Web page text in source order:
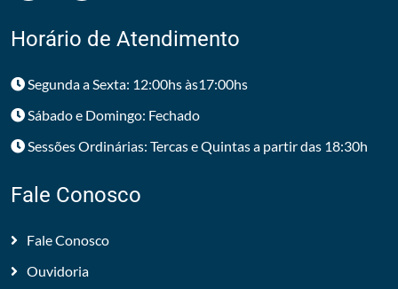
Horário de Atendimento
Segunda a Sexta: 12:00hs às17:00hs
Sábado e Domingo: Fechado
Sessões Ordinárias: Tercas e Quintas a partir das 18:30h
Fale Conosco
Fale Conosco
Ouvidoria